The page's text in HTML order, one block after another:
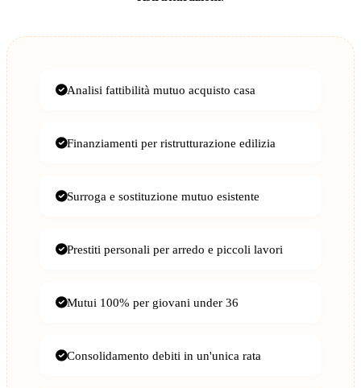
Analisi fattibilità mutuo acquisto casa
Finanziamenti per ristrutturazione edilizia
Surroga e sostituzione mutuo esistente
Prestiti personali per arredo e piccoli lavori
Mutui 100% per giovani under 36
Consolidamento debiti in un'unica rata